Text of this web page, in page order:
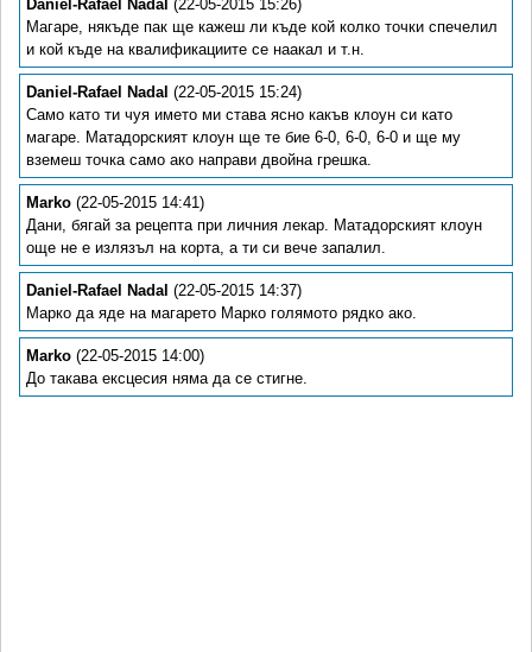
Daniel-Rafael Nadal (22-05-2015 15:26)
Магаре, някъде пак ще кажеш ли къде кой колко точки спечелил
и кой къде на квалификациите се наакал и т.н.
Daniel-Rafael Nadal (22-05-2015 15:24)
Само като ти чуя името ми става ясно какъв клоун си като
магаре. Матадорският клоун ще те бие 6-0, 6-0, 6-0 и ще му
вземеш точка само ако направи двойна грешка.
Marko (22-05-2015 14:41)
Дани, бягай за рецепта при личния лекар. Матадорският клоун
още не е излязъл на корта, а ти си вече запалил.
Daniel-Rafael Nadal (22-05-2015 14:37)
Марко да яде на магарето Марко голямото рядко ако.
Marko (22-05-2015 14:00)
До такава ексцесия няма да се стигне.